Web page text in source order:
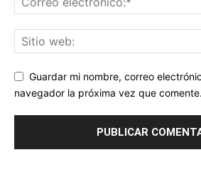
Guardar mi nombre, correo
navegador la próxima vez que comente.